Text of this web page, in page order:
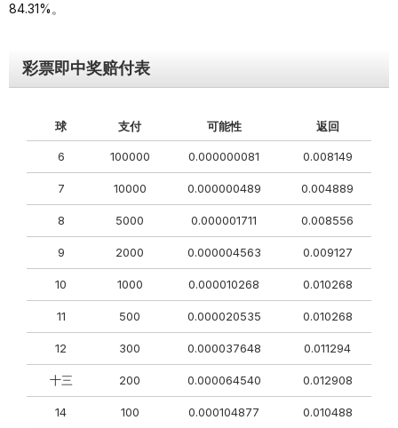
84.31%。
彩票即中奖赔付表
球 支付 可能性 返回
6 100000 0.000000081 0.008149
7 10000 0.000000489 0.004889
8 5000 0.000001711 0.008556
9 2000 0.000004563 0.009127
10 1000 0.000010268 0.010268
11 500 0.000020535 0.010268
12 300 0.000037648 0.011294
十三 200 0.000064540 0.012908
14 100 0.000104877 0.010488